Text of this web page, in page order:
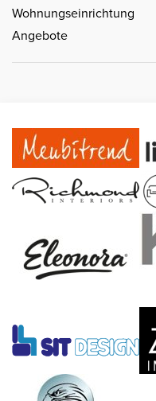
Wohnungseinrichtung
Angebote